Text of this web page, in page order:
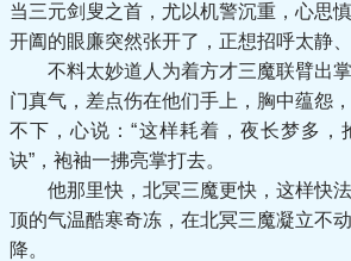
当三元剑叟之首，尤以机警沉重，心思
开阖的眼廉突然张开了，正想招呼太静
不料太妙道人为着方才三魔联臂出掌
门真气，差点伤在他们手上，胸中蕴怨
不下，心说：“这样耗着，夜长梦多，
诀”，袍袖一拂亮掌打去。
他那里快，北冥三魔更快，这样快法
顶的气温酷寒奇冻，在北冥三魔凝立不
降。